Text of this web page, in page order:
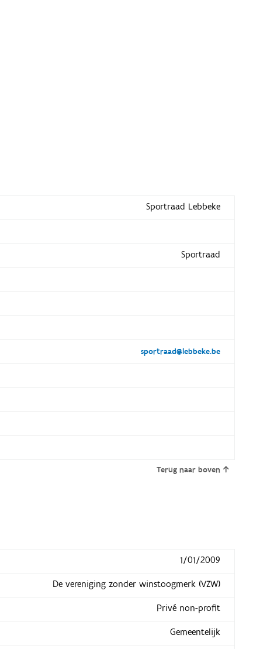
Sportraad Lebbeke
Sportraad
sportraad@lebbeke.be
Terug naar boven
1/01/2009
De vereniging zonder winstoogmerk (VZW)
Privé non-profit
Gemeentelijk